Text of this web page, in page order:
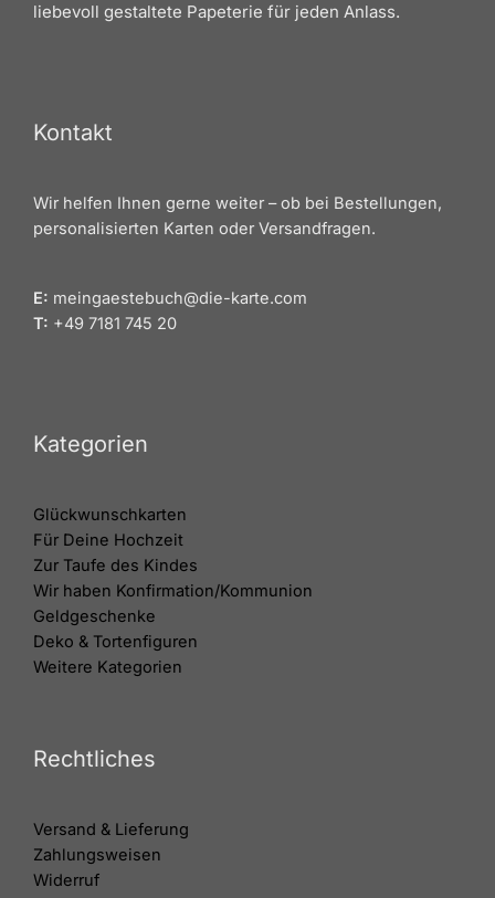
liebevoll gestaltete Papeterie für jeden Anlass.
Kontakt
Wir helfen Ihnen gerne weiter – ob bei Bestellungen,
personalisierten Karten oder Versandfragen.
E: meingaestebuch@die-karte.com
T: +49 7181 745 20
Kategorien
Glückwunschkarten
Für Deine Hochzeit
Zur Taufe des Kindes
Wir haben Konfirmation/Kommunion
Geldgeschenke
Deko & Tortenfiguren
Weitere Kategorien
Rechtliches
Versand & Lieferung
Zahlungsweisen
Widerruf